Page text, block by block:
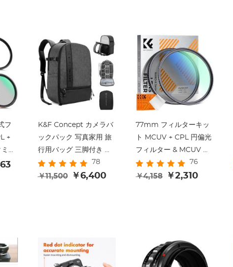
フ
+
ス
ト +
K&F Concept カメラバ
ックパック 写真家用 旅
行用バッグ 三脚付き カ
メラレンズアクセサリー
ノートパソコン用コンパ
ダー 04 (グレー)
78
￥11,500 ￥6,400
77mm フィルターキッ
ト MCUV + CPL 円偏光
フィルター & MCUV 保
護フィルター HD 超薄
型 18 多層コーティング
76
￥4,158 ￥2,310